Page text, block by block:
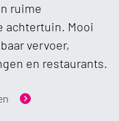
ruime
achtertuin. Mooi
vervoer,
en restaurants.